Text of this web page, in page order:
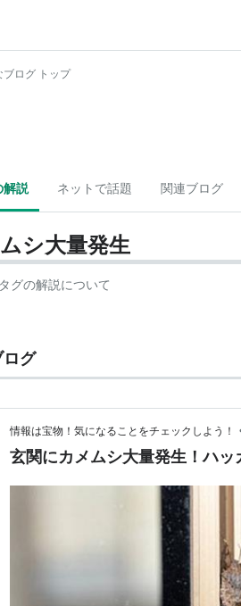
ブログ トップ
解説 ネットで話題 関連ブログ
シ大量発生
グの解説について
ログ
情報は宝物！気になることをチェックしよう！
玄関にカメムシ大量発生！ハ